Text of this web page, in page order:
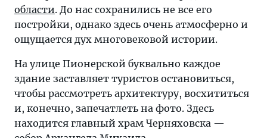
области. До нас сохранились не все его
постройки, однако здесь очень атмосферно и
ощущается дух многовековой истории.
На улице Пионерской буквально каждое
здание заставляет туристов остановиться,
чтобы рассмотреть архитектуру, восхититься
и, конечно, запечатлеть на фото. Здесь
находится главный храм Черняховска —